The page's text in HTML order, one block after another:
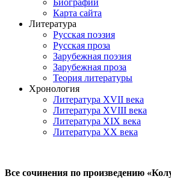
Биографии
Карта сайта
Литература
Русская поэзия
Русская проза
Зарубежная поэзия
Зарубежная проза
Теория литературы
Хронология
Литература XVII века
Литература XVIII века
Литература XIX века
Литература XX века
Все сочинения по произведению